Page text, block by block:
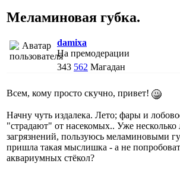
Меламиновая губка.
damixa
На премодерации
343 562 Магадан
Всем, кому просто скучно, привет!
Начну чуть издалека. Лето; фары и
"страдают" от насекомых.. Уже несколько
загрязнений, пользуюсь меламиновыми
пришла такая мыслишка - а не
аквариумных стёкол?